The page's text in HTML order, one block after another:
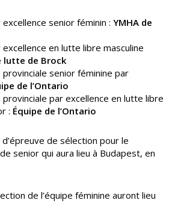
excellence senior féminin :YMHA de
en lutte libre masculine
lutte de Brock
provinciale senior féminine par
de l’Ontario
provinciale par excellence en lutte libre
: Équipe de l’Ontario
de sélection pour le
senior qui aura lieu à Budapest, en
de l’équipe féminine auront lieu